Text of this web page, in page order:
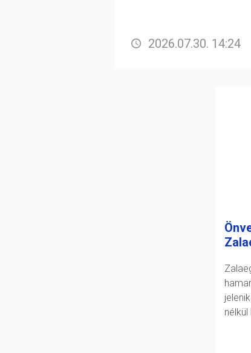
2026.07.30. 14:24